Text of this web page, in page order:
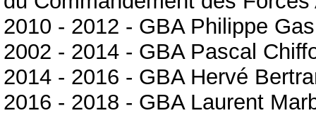
2010 - 2012 - GBA Philippe
2002 - 2014 - GBA Pascal
2014 - 2016 - GBA Hervé
2016 - 2018 - GBA Laurent